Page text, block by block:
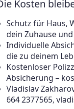
Kosten
Schutz für Haus,
dein Zuhause
Individuelle
die zu deinem
Kostenloser
Absicherung –
Vladislav
664 2377565,